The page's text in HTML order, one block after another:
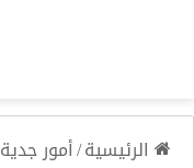
الرئيسية/أمور جدية